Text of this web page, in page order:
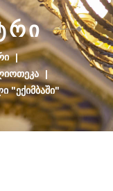
ᲠᲘ
|
|
"ᲔᲥᲘᲛᲑᲐᲨᲘ"